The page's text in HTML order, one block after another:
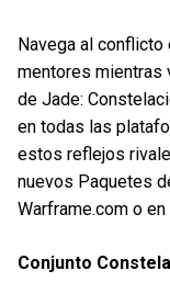
Navega al
mentores mientras
de Jade:
en todas las
estos reflejos
nuevos Paquetes
Warframe.com o
Conjunto